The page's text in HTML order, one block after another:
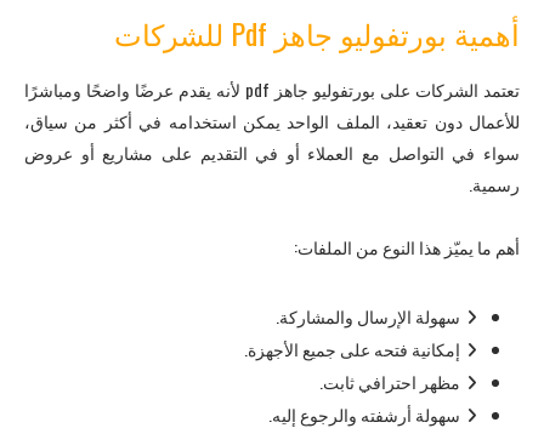
أهمية بورتفوليو جاهز Pdf للشركات
تعتمد الشركات على بورتفوليو جاهز pdf لأنه يقدم عرضًا واضحًا ومباشرًا
للأعمال دون تعقيد، الملف الواحد يمكن استخدامه في أكثر من سياق،
سواء في التواصل مع العملاء أو في التقديم على مشاريع أو عروض
رسمية.
أهم ما يميّز هذا النوع من الملفات:
سهولة الإرسال والمشاركة.
إمكانية فتحه على جميع الأجهزة.
مظهر احترافي ثابت.
سهولة أرشفته والرجوع إليه.